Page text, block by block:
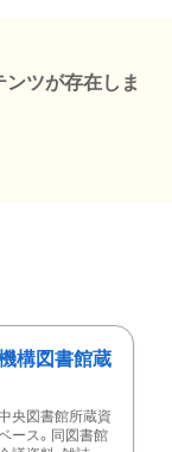
ツが存在しま
構図書館蔵
央図書館所蔵資
ース。同図書館